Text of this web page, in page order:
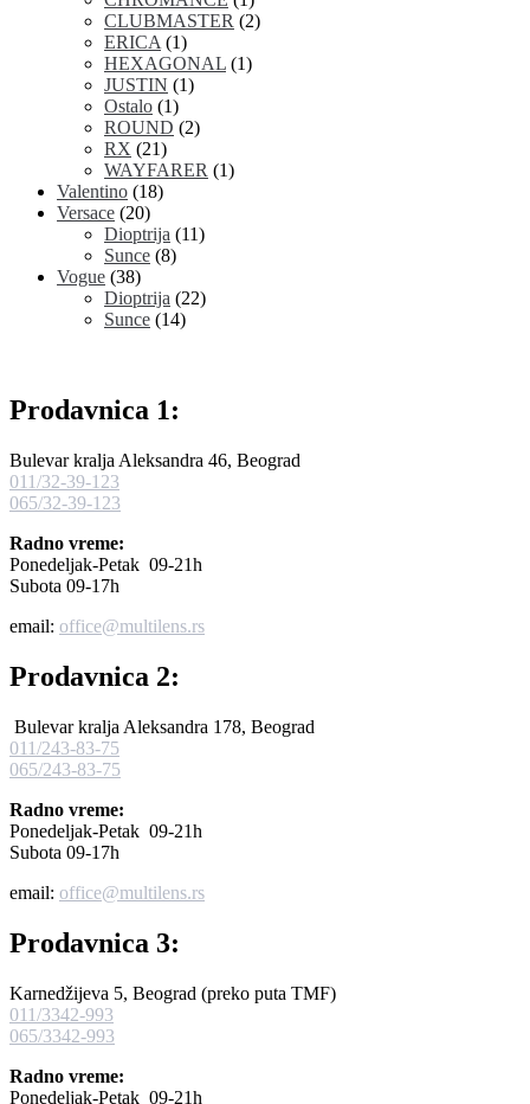
CLUBMASTER (2)
ERICA (1)
HEXAGONAL (1)
JUSTIN (1)
Ostalo (1)
ROUND (2)
RX (21)
WAYFARER (1)
Valentino (18)
Versace (20)
Dioptrija (11)
Sunce (8)
Vogue (38)
Dioptrija (22)
Sunce (14)
Prodavnica 1:
Bulevar kralja Aleksandra 46, Beograd
011/32-39-123
065/32-39-123
Radno vreme:
Ponedeljak-Petak 09-21h
Subota 09-17h
email: office@multilens.rs
Prodavnica 2:
Bulevar kralja Aleksandra 178, Beograd
011/243-83-75
065/243-83-75
Radno vreme:
Ponedeljak-Petak 09-21h
Subota 09-17h
email: office@multilens.rs
Prodavnica 3:
Karnedžijeva 5, Beograd (preko puta TMF)
011/3342-993
065/3342-993
Radno vreme:
Ponedeljak-Petak 09-21h